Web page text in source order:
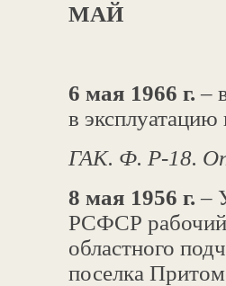
МАЙ
6 мая 1966 г. –
в
ГАК. Ф. Р-18.
8 мая 1956 г. –
РСФСР рабочий
областного
поселка